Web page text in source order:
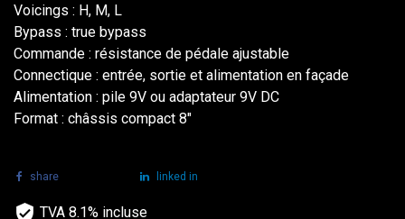
Voicings : H, M, L
Bypass : true bypass
Commande : résistance de pédale ajustable
Connectique : entrée, sortie et alimentation en façade
Alimentation : pile 9V ou adaptateur 9V DC
Format : châssis compact 8"
share linked in
TVA 8.1% incluse